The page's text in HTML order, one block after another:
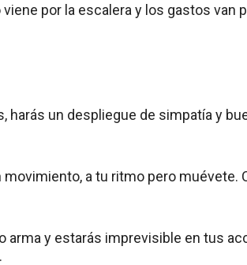
por la escalera y los gastos van
harás un despliegue de simpatía y
a tu ritmo pero muévete.
arma y estarás imprevisible en tus